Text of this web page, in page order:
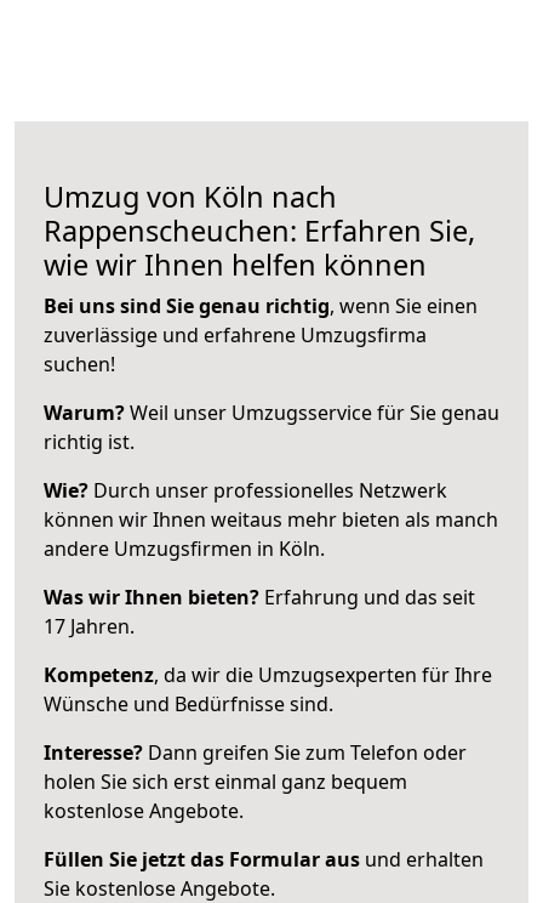
Umzug von Köln nach
Rappenscheuchen: Erfahren Sie,
wie wir Ihnen helfen können
Bei uns sind Sie genau richtig, wenn Sie einen
zuverlässige und erfahrene Umzugsfirma
suchen!
Warum?Weil unser Umzugsservice für Sie genau
richtig ist.
Wie? Durch unser professionelles Netzwerk
können wir Ihnen weitaus mehr bieten als manch
andere Umzugsfirmen in Köln.
Was wir Ihnen bieten? Erfahrung und das seit
17 Jahren.
Kompetenz, da wir die Umzugsexperten für Ihre
Wünsche und Bedürfnisse sind.
Interesse? Dann greifen Sie zum Telefon oder
holen Sie sich erst einmal ganz bequem
kostenlose Angebote.
Füllen Sie jetzt das Formular aus und erhalten
Sie kostenlose Angebote.